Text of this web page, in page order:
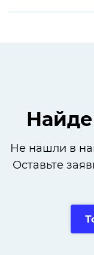
Не нашли в
Оставьте